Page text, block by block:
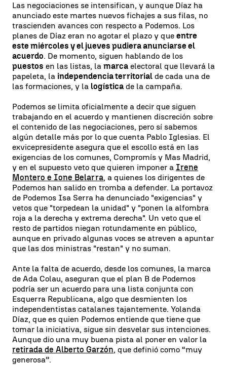
Las negociaciones se intensifican, y aunque Díaz ha
anunciado este martes nuevos fichajes a sus filas, no
trascienden avances con respecto a Podemos. Los
planes de Díaz eran no agotar el plazo y que entre
este miércoles y el jueves pudiera anunciarse el
acuerdo. De momento, siguen hablando de los
puestos en las listas, la marca electoral que llevará la
papeleta, la independencia territorial de cada una de
las formaciones, y la logística de la campaña.
Podemos se limita oficialmente a decir que siguen
trabajando en el acuerdo y mantienen discreción sobre
el contenido de las negociaciones, pero sí sabemos
algún detalle más por lo que cuenta Pablo Iglesias. El
exvicepresidente asegura que el escollo está en las
exigencias de los comunes, Compromís y Mas Madrid,
y en el supuesto veto que quieren imponer a Irene
Montero e Ione Belarra, a quienes los dirigentes de
Podemos han salido en tromba a defender. La portavoz
de Podemos Isa Serra ha denunciado "exigencias" y
vetos que "torpedean la unidad" y "ponen la alfombra
roja a la derecha y extrema derecha". Un veto que el
resto de partidos niegan rotundamente en público,
aunque en privado algunas voces se atreven a apuntar
que las dos ministras "restan" y no suman.
Ante la falta de acuerdo, desde los comunes, la marca
de Ada Colau, aseguran que el plan B de Podemos
podría ser un acuerdo para una lista conjunta con
Esquerra Republicana, algo que desmienten los
independentistas catalanes tajantemente. Yolanda
Díaz, que es quien Podemos entiende que tiene que
tomar la iniciativa, sigue sin desvelar sus intenciones.
Aunque dio una muy buena pista al poner en valor la
retirada de Alberto Garzón, que definió como “muy
generosa”.